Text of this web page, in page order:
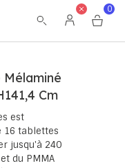
dans le cas où
0
Cm
est
16 tablettes
jusqu'à 240
du PMMA